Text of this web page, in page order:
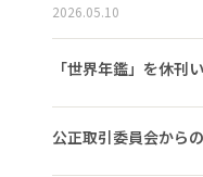
2026.05.10
「世界年鑑」を休刊
公正取引委員会から